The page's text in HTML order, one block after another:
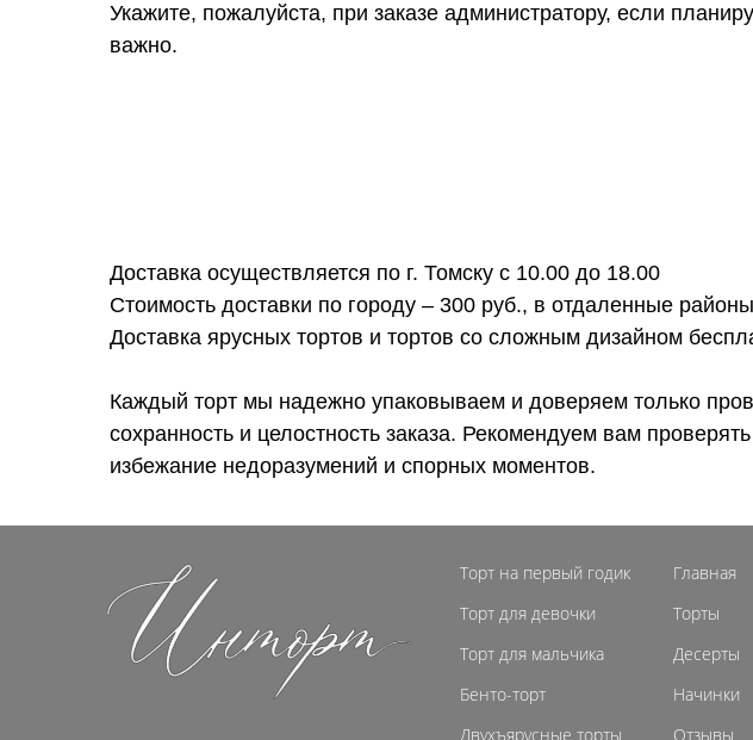
Укажите, пожалуйста, при заказе администратору, если
важно.
Доставка осуществляется по г. Томску с 10.00 до 18.00
Стоимость доставки по городу – 300 руб., в отдаленные
Доставка ярусных тортов и тортов со сложным дизайном
Каждый торт мы надежно упаковываем и доверяем только
сохранность и целостность заказа. Рекомендуем вам
избежание недоразумений и спорных моментов.
Торт на первый годик
Торт для девочки
Торт для мальчика
Бенто-торт
Двухъярусные торты
Главная
Торты
Десерты
Начинки
Отзывы